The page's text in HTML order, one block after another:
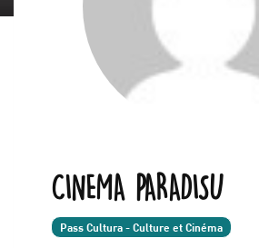
CINEMA PARADISU
Pass Cultura - Culture et Cinéma